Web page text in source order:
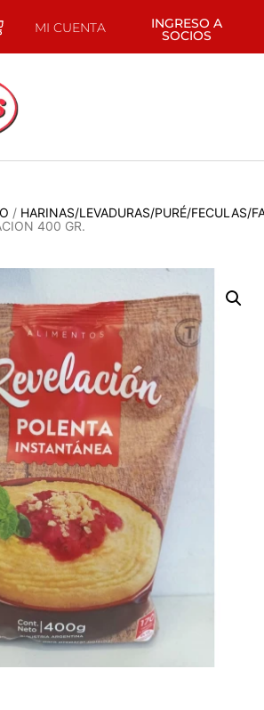
MI CUENTA INGRESO A
SOCIOS
/ HARINAS/LEVADURAS/PURÉ/FECULAS/
400 GR.